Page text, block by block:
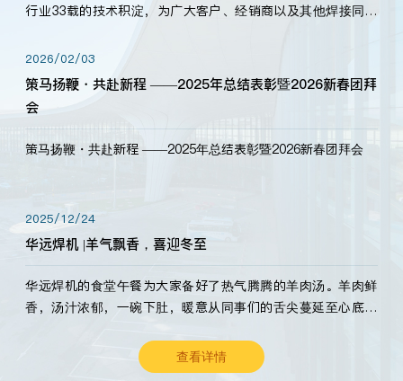
行业33载的技术积淀，为广大客户、经销商以及其他焊接同仁
2026/02/03
策马扬鞭・共赴新程 ——2025年总结表彰暨2026新春团拜
会
策马扬鞭・共赴新程 ——2025年总结表彰暨2026新春团拜会
2025/12/24
华远焊机 |羊气飘香，喜迎冬至
华远焊机的食堂午餐为大家备好了热气腾腾的羊肉汤。羊肉鲜
香，汤汁浓郁，一碗下肚，暖意从同事们的舌尖蔓延至心底。
查看详情